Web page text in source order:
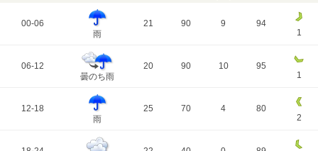
00-06
雨
21 90 9
94
1
06-12
曇のち雨
20 90 10
95
1
12-18
雨
25 70 4
80
2